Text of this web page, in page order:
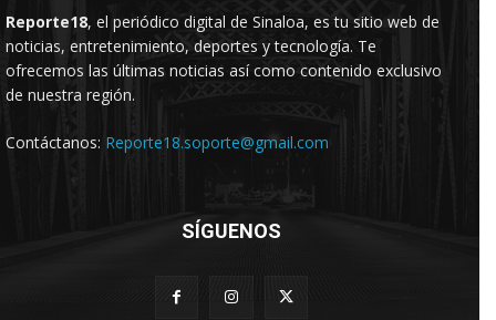
Reporte18, el periódico digital de Sinaloa, es tu sitio web de
noticias, entretenimiento, deportes y tecnología. Te
ofrecemos las últimas noticias así como contenido exclusivo
de nuestra región.
Contáctanos: Reporte18.soporte@gmail.com
SÍGUENOS